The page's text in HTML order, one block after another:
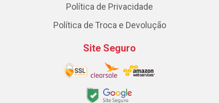
Política de Privacidade
Política de Troca e Devolução
Site Seguro